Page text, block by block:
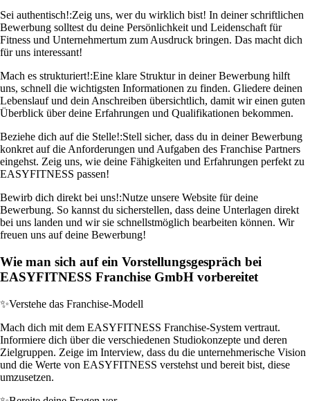
Sei authentisch!:Zeig uns, wer du wirklich bist! In deiner schriftlichen
Bewerbung solltest du deine Persönlichkeit und Leidenschaft für
Fitness und Unternehmertum zum Ausdruck bringen. Das macht dich
für uns interessant!
Mach es strukturiert!:Eine klare Struktur in deiner Bewerbung hilft
uns, schnell die wichtigsten Informationen zu finden. Gliedere deinen
Lebenslauf und dein Anschreiben übersichtlich, damit wir einen guten
Überblick über deine Erfahrungen und Qualifikationen bekommen.
Beziehe dich auf die Stelle!:Stell sicher, dass du in deiner Bewerbung
konkret auf die Anforderungen und Aufgaben des Franchise Partners
eingehst. Zeig uns, wie deine Fähigkeiten und Erfahrungen perfekt zu
EASYFITNESS passen!
Bewirb dich direkt bei uns!:Nutze unsere Website für deine
Bewerbung. So kannst du sicherstellen, dass deine Unterlagen direkt
bei uns landen und wir sie schnellstmöglich bearbeiten können. Wir
freuen uns auf deine Bewerbung!
Wie man sich auf ein Vorstellungsgespräch bei
EASYFITNESS Franchise GmbH vorbereitet
✨Verstehe das Franchise-Modell
Mach dich mit dem EASYFITNESS Franchise-System vertraut.
Informiere dich über die verschiedenen Studiokonzepte und deren
Zielgruppen. Zeige im Interview, dass du die unternehmerische Vision
und die Werte von EASYFITNESS verstehst und bereit bist, diese
umzusetzen.